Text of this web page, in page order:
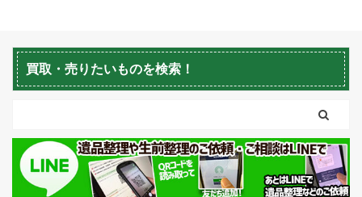
蘭越町不用品回収 黒松内町不用品回収
買取・売りたいものを検索！